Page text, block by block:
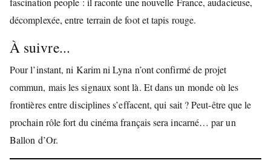
décomplexée, entre terrain de foot et tapis rouge.
À suivre...
Pour l’instant, ni Karim ni Lyna n’ont confirmé de projet
commun, mais les signaux sont là. Et dans un monde où les
frontières entre disciplines s’effacent, qui sait ? Peut-être que le
prochain rôle fort du cinéma français sera incarné… par un
Ballon d’Or.